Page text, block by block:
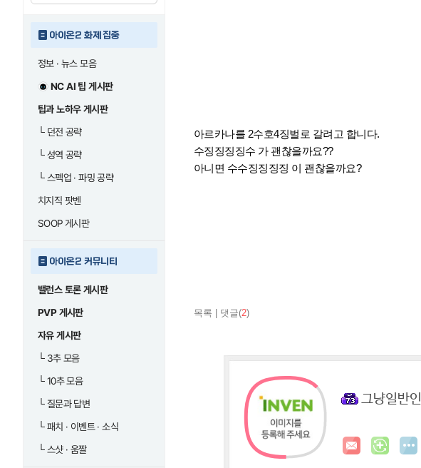
아이온2 화제 집중
정보 · 뉴스 모음
NC AI 팁 게시판
팁과 노하우 게시판
└던전 공략
└성역 공략
└스펙업 · 파밍 공략
치지직 팟벤
SOOP 게시판
아이온2 커뮤니티
밸런스 토론 게시판
PVP 게시판
자유 게시판
└3추 모음
└10추 모음
└질문과 답변
└패치 · 이벤트 · 소식
└스샷 · 움짤
아르카나를 2수호4징벌로 갈려고 합니다.
수징징징징수 가 괜찮을까요??
아니면 수수징징징징 이 괜찮을까요?
목록 댓글(2)
그냥일반인